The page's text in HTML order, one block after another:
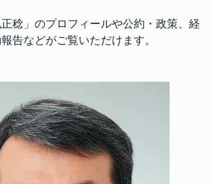
稔」のプロフィールや公約・政策、経
告などがご覧いただけます。